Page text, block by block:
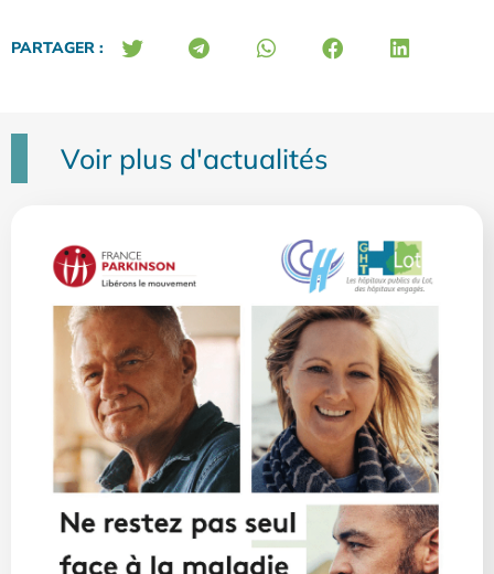
PARTAGER :
Voir plus d'actualités